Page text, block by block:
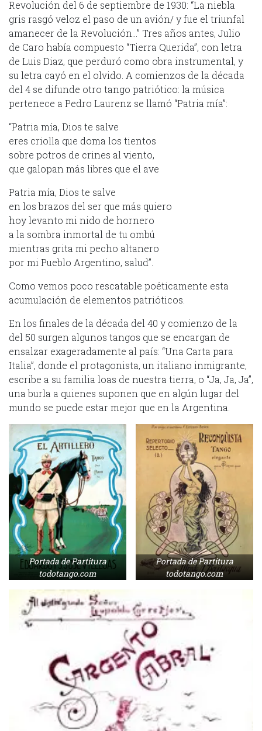
Revolución del 6 de septiembre de 1930: “La niebla
gris rasgó veloz el paso de un avión/ y fue el triunfal
amanecer de la Revolución…” Tres años antes, Julio
de Caro había compuesto “Tierra Querida”, con letra
de Luis Diaz, que perduró como obra instrumental, y
su letra cayó en el olvido. A comienzos de la década
del 4 se difunde otro tango patriótico: la música
pertenece a Pedro Laurenz se llamó “Patria mía”:
“Patria mía, Dios te salve
eres criolla que doma los tientos
sobre potros de crines al viento,
que galopan más libres que el ave
Patria mía, Dios te salve
en los brazos del ser que más quiero
hoy levanto mi nido de hornero
a la sombra inmortal de tu ombú
mientras grita mi pecho altanero
por mi Pueblo Argentino, salud”.
Como vemos poco rescatable poéticamente esta
acumulación de elementos patrióticos.
En los finales de la década del 40 y comienzo de la
del 50 surgen algunos tangos que se encargan de
ensalzar exageradamente al país: “Una Carta para
Italia”, donde el protagonista, un italiano inmigrante,
escribe a su familia loas de nuestra tierra, o “Ja, Ja, Ja”,
una burla a quienes suponen que en algún lugar del
mundo se puede estar mejor que en la Argentina.
Portada de Partitura
todotango.com
Portada de Partitura
todotango.com